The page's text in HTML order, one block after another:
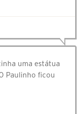
uma estátua
Paulinho ficou